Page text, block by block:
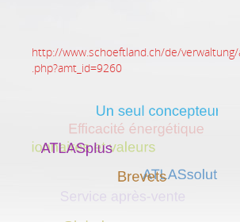
http://www.schoeftland.ch/de/
.php?amt_id=9260